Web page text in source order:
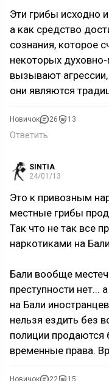
Эти грибы исходно
а как средство
сознания, которое
некоторых духовно-
вызывают
они являются
Новичок 26 13
Ответить
SINTIA
24/01/13
Это к привозным
местные грибы
Так что не так все
наркотиками на
Бали вообще
преступности
на Бали
нельзя ездить без
полиции продаются
временные права.
Новичок 22 15